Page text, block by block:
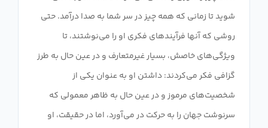
شوید تا زمانی که همه چیز در سر شما به صدا درآمد. حتی
روشی که آنها فرآیندهای فکری او را می‌نوشتند، تا
ویژگی‌های خاصش، بسیار غیرمتعارف و در عین حال به طرز
گزافی فکر می‌کردند: داشتن او به عنوان یکی از
شخصیت‌های مرموز و در عین حال به ظاهر معمولی که
سرنوشت جهان را به حرکت در می‌آورد، اما در حقیقت، او